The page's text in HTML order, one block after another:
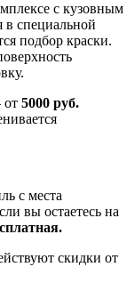
с кузовным
в специальной
подбор краски.
от 5000 руб.
с места
вы остаетесь на
скидки от